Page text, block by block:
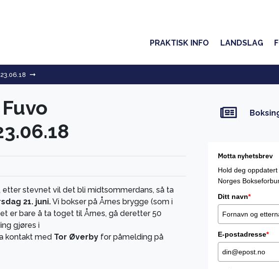
PRAKTISK INFO LANDSLAG
stevnet vil det bli midtsommerdans, så ta
21. juni.Vi bokser på Årnes brygge (som i
er bare å ta toget til Årnes, gå deretter 50
gjøres i
kontakt med Tor Øverby for påmelding på
Motta nyhetsbrev
Hold deg
Norges
Ditt navn*
E-postadresse*